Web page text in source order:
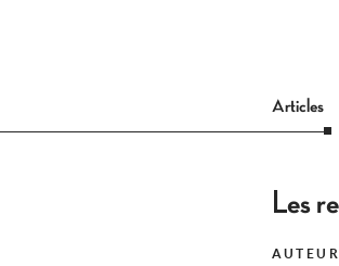
Articles
Les